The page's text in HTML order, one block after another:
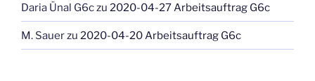
Daria Ünal G6czu 2020-04-27 Arbeitsauftrag G6c
M. Sauerzu 2020-04-20 Arbeitsauftrag G6c